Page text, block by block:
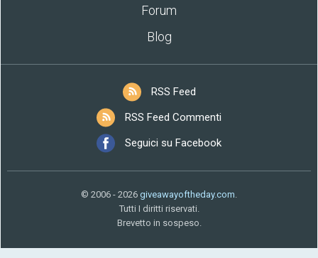
Forum
Blog
RSS Feed
RSS Feed Commenti
Seguici su Facebook
© 2006 - 2026 giveawayoftheday.com.
Tutti I diritti riservati.
Brevetto in sospeso.